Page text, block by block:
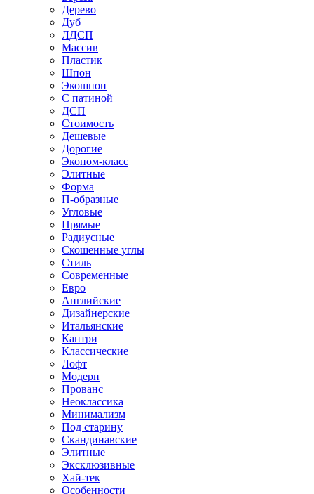
Дерево
Дуб
ЛДСП
Массив
Пластик
Шпон
Экошпон
С патиной
ДСП
Стоимость
Дешевые
Дорогие
Эконом-класс
Элитные
Форма
П-образные
Угловые
Прямые
Радиусные
Скошенные углы
Стиль
Современные
Евро
Английские
Дизайнерские
Итальянские
Кантри
Классические
Лофт
Модерн
Прованс
Неоклассика
Минимализм
Под старину
Скандинавские
Элитные
Эксклюзивные
Хай-тек
Особенности